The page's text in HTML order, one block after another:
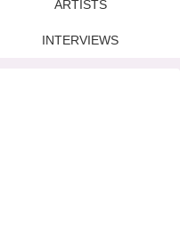
ARTISTS
INTERVIEWS